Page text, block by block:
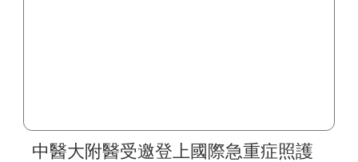
中醫大附醫受邀登上國際急重症照護